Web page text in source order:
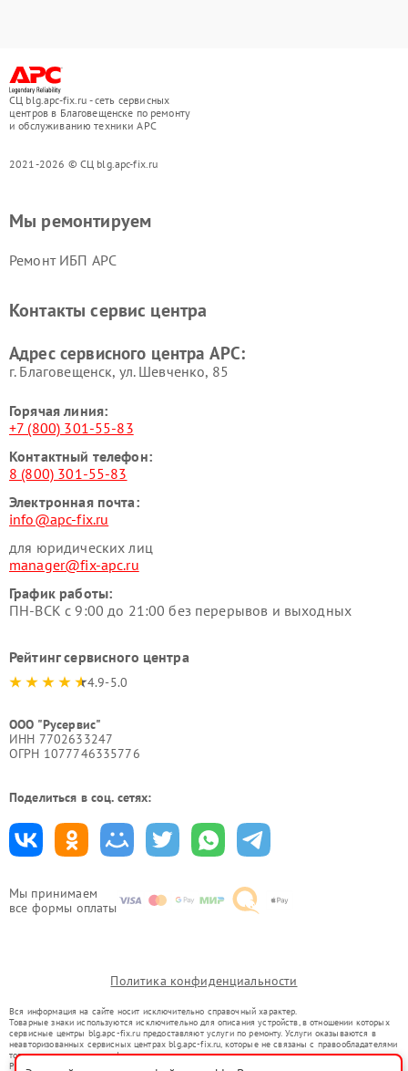
СЦ blg.apc-fix.ru - сеть сервисных
центров в Благовещенске по ремонту
и обслуживанию техники APC
2021-2026 © СЦ blg.apc-fix.ru
Мы принимаем
все формы оплаты
Мы ремонтируем
Ремонт ИБП APC
Контакты сервис центра
Адрес сервисного центра APC:
г. Благовещенск, ул. Шевченко, 85
Горячая линия:
+7 (800) 301-55-83
Контактный телефон:
8 (800) 301-55-83
Электронная почта:
info@apc-fix.ru
для юридических лиц
manager@fix-apc.ru
График работы:
ПН-ВСК с 9:00 до 21:00 без перерывов и выходных
Рейтинг сервисного центра
4.9-5.0
ООО "Русервис"
ИНН 7702633247
ОГРН 1077746335776
Поделиться в соц. сетях:
Политика конфиденциальности
Вся информация на сайте носит исключительно справочный характер.
Товарные знаки используются исключительно для описания устройств, в отношении которых
сервисные центры blg.apc-fix.ru предоставляют услуги по ремонту. Услуги оказываются в
неавторизованных сервисных центрах blg.apc-fix.ru, которые не связаны с правообладателями
товарных знаков или их официальными представителями.
Ремонт осуществляется для устройств, уже введенных в гражданский оборот в соответствии